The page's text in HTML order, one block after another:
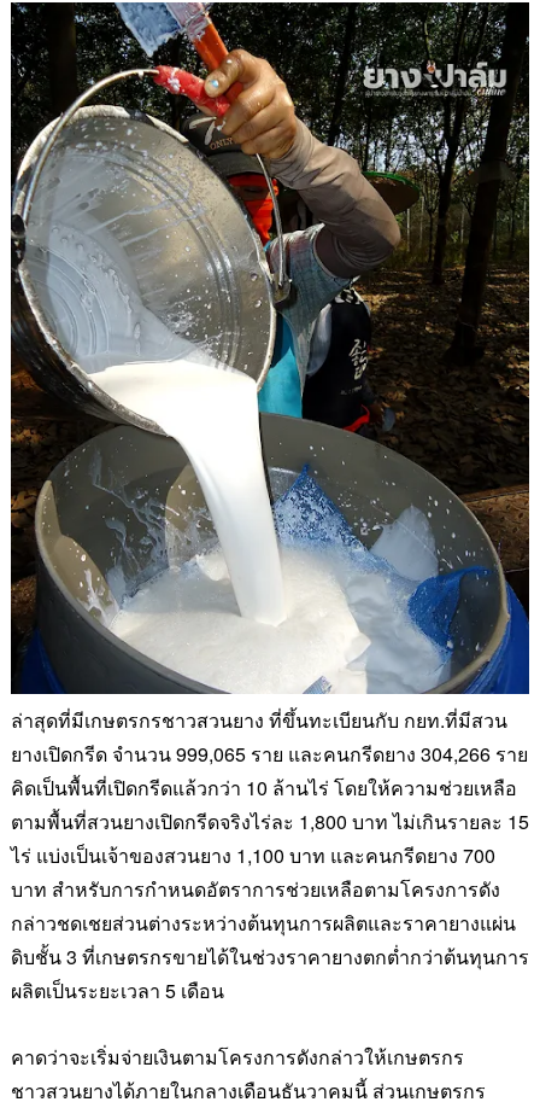
ล่าสุดที่มีเกษตรกรชาวสวนยาง ที่ขึ้นทะเบียนกับ กยท.ที่มีสวน
ยางเปิดกรีด จำนวน999,065 ราย และคนกรีดยาง 304,266 ราย
คิดเป็นพื้นที่เปิดกรีดแล้วกว่า 10 ล้านไร่ โดยให้ความช่วยเหลือ
ตามพื้นที่สวนยางเปิดกรีดจริงไร่ละ 1,800 บาท ไม่เกินรายละ 15
ไร่ แบ่งเป็นเจ้าของสวนยาง 1,100 บาท และคนกรีดยาง 700
บาท สำหรับการกำหนดอัตราการช่วยเหลือตามโครงการดัง
กล่าวชดเชยส่วนต่างระหว่างต้นทุนการผลิตและราคายางแผ่น
ดิบชั้น3 ที่เกษตรกรขายได้ในช่วงราคายางตกต่ำกว่าต้นทุนการ
ผลิตเป็นระยะเวลา 5 เดือน
คาดว่าจะเริ่มจ่ายเงินตามโครงการดังกล่าวให้เกษตรกร
ชาวสวนยางได้ภายในกลางเดือนธันวาคมนี้ ส่วนเกษตรกร